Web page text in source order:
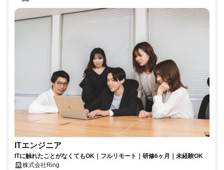
ITエンジニア
ITに触れたことがなくてもOK｜フルリモート｜研修6ヶ月｜未経験OK
株式会社Ring